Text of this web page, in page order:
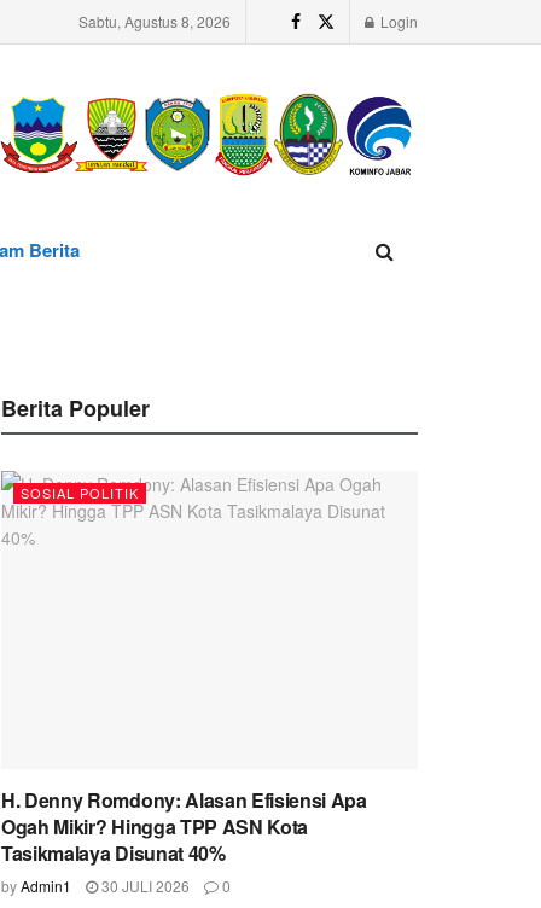
Sabtu, Agustus 8, 2026 Login
Berita
Berita Populer
SOSIAL POLITIK
H. Denny Romdony: Alasan Efisiensi Apa
Ogah Mikir? Hingga TPP ASN Kota
Tasikmalaya Disunat 40%
byAdmin1 30 JULI 2026 0